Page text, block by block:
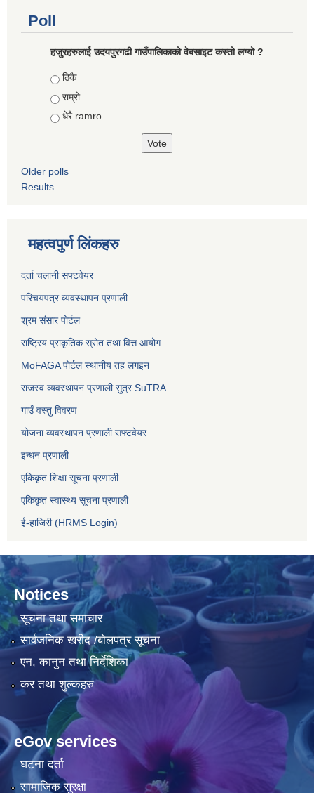
Poll
हजुरहरुलाई उदयपुरगढी गाउँपालिकाको वेबसाइट कस्तो लग्यो ?
Choices
ठिकै
राम्रो
धेरै ramro
Older polls
Results
महत्वपुर्ण लिंकहरु
दर्ता चलानी सफ्टवेयर
परिचयपत्र व्यवस्थापन प्रणाली
श्रम संसार पोर्टल
राष्ट्रिय प्राकृतिक स्रोत तथा वित्त आयोग
MoFAGA पोर्टल स्थानीय तह लगइन
राजस्व व्यवस्थापन प्रणाली सुत्र SuTRA
गाउँ वस्तु विवरण
योजना व्यवस्थापन प्रणाली सफ्टवेयर
इन्धन प्रणाली
एकिकृत शिक्षा सूचना प्रणाली
एकिकृत स्वास्थ्य सूचना प्रणाली
ई-हाजिरी (HRMS Login)
Notices
सूचना तथा समाचार
सार्वजनिक खरीद /बोलपत्र सूचना
एन, कानुन तथा निर्देशिका
कर तथा शुल्कहरु
eGov services
घटना दर्ता
सामाजिक सुरक्षा